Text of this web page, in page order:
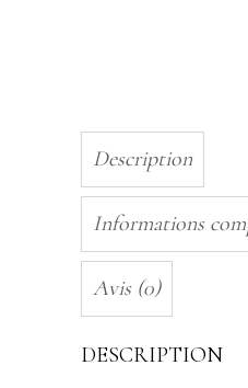
Description
Informations
Avis (0)
DESCRIPTION